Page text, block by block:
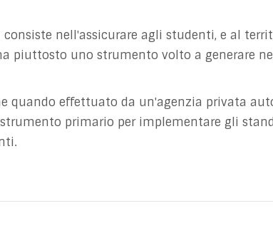
nell'assicurare agli studenti, e al
piuttosto uno strumento volto a generare
quando effettuato da un'agenzia privata
primario per implementare gli